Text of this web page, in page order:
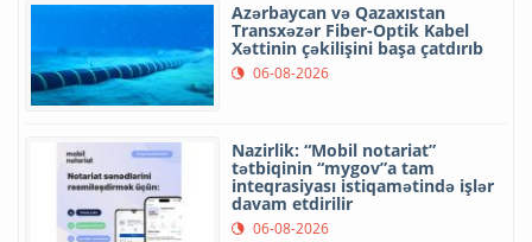
Azərbaycan və Qazaxıstan
Transxəzər Fiber-Optik Kabel
Xəttinin çəkilişini başa çatdırıb
06-08-2026
Nazirlik: “Mobil notariat”
tətbiqinin “mygov”a tam
inteqrasiyası istiqamətində işlər
davam etdirilir
06-08-2026